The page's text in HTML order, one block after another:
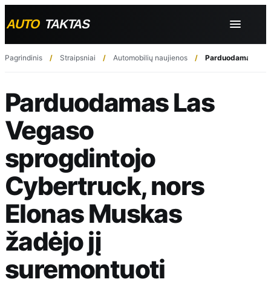
Pagrindinis Straipsniai Automobilių naujienos Parduodamas
Parduodamas Las
Vegaso
sprogdintojo
Cybertruck, nors
Elonas Muskas
žadėjo jį
suremontuoti